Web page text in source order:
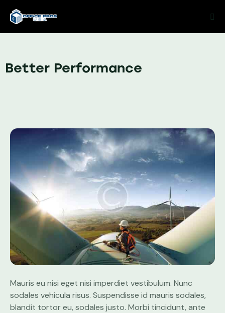
Better Performance
Mauris eu nisi eget nisi imperdiet vestibulum. Nunc
sodales vehicula risus. Suspendisse id mauris sodales,
blandit tortor eu, sodales justo. Morbi tincidunt, ante